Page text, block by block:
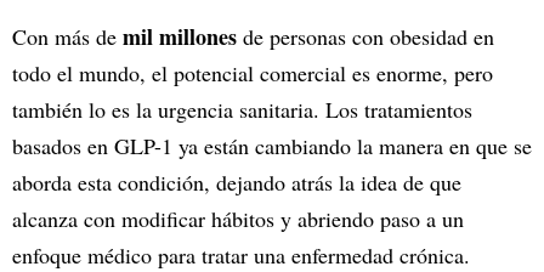
Con más de mil millones de personas con obesidad en
todo el mundo, el potencial comercial es enorme, pero
también lo es la urgencia sanitaria. Los tratamientos
basados en GLP-1 ya están cambiando la manera en que se
aborda esta condición, dejando atrás la idea de que
alcanza con modificar hábitos y abriendo paso a un
enfoque médico para tratar una enfermedad crónica.